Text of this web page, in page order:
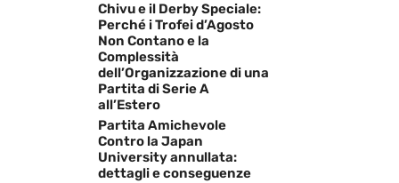
Chivu e il Derby Speciale:
Perché i Trofei d’Agosto
Non Contano e la
Complessità
dell’Organizzazione di una
Partita di Serie A
all’Estero
Partita Amichevole
Contro la Japan
University annullata:
dettagli e conseguenze